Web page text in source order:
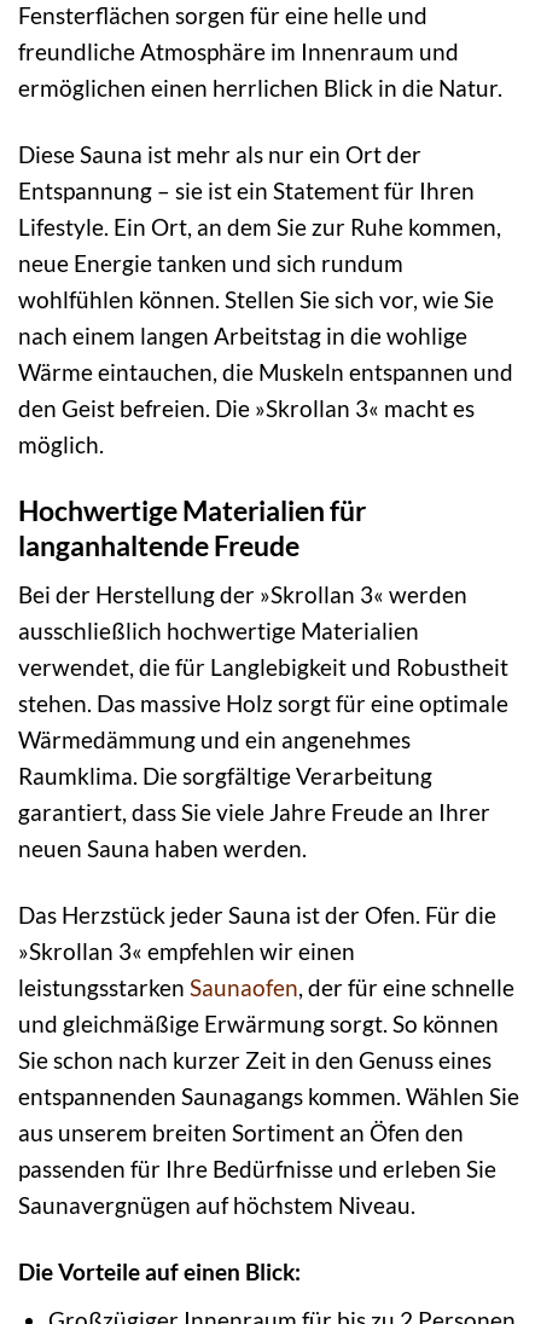
Fensterflächen sorgen für eine helle und
freundliche Atmosphäre im Innenraum und
ermöglichen einen herrlichen Blick in die Natur.
Diese Sauna ist mehr als nur ein Ort der
Entspannung – sie ist ein Statement für Ihren
Lifestyle. Ein Ort, an dem Sie zur Ruhe kommen,
neue Energie tanken und sich rundum
wohlfühlen können. Stellen Sie sich vor, wie Sie
nach einem langen Arbeitstag in die wohlige
Wärme eintauchen, die Muskeln entspannen und
den Geist befreien. Die »Skrollan 3« macht es
möglich.
Hochwertige Materialien für
langanhaltende Freude
Bei der Herstellung der »Skrollan 3« werden
ausschließlich hochwertige Materialien
verwendet, die für Langlebigkeit und Robustheit
stehen. Das massive Holz sorgt für eine optimale
Wärmedämmung und ein angenehmes
Raumklima. Die sorgfältige Verarbeitung
garantiert, dass Sie viele Jahre Freude an Ihrer
neuen Sauna haben werden.
Das Herzstück jeder Sauna ist der Ofen. Für die
»Skrollan 3« empfehlen wir einen
leistungsstarken Saunaofen, der für eine schnelle
und gleichmäßige Erwärmung sorgt. So können
Sie schon nach kurzer Zeit in den Genuss eines
entspannenden Saunagangs kommen. Wählen Sie
aus unserem breiten Sortiment an Öfen den
passenden für Ihre Bedürfnisse und erleben Sie
Saunavergnügen auf höchstem Niveau.
Die Vorteile auf einen Blick: